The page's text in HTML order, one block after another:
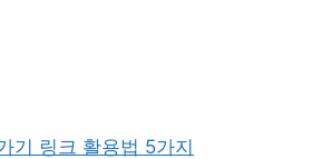
기 링크 활용법 5가지